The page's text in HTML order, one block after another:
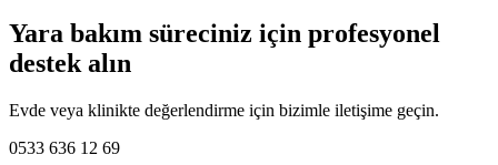
Yara bakım süreciniz için profesyonel
destek alın
Evde veya klinikte değerlendirme için bizimle iletişime geçin.
0533 636 12 69